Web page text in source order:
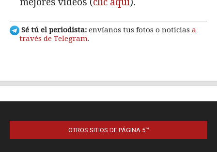
OTROS SITIOS DE PÁGINA 5™